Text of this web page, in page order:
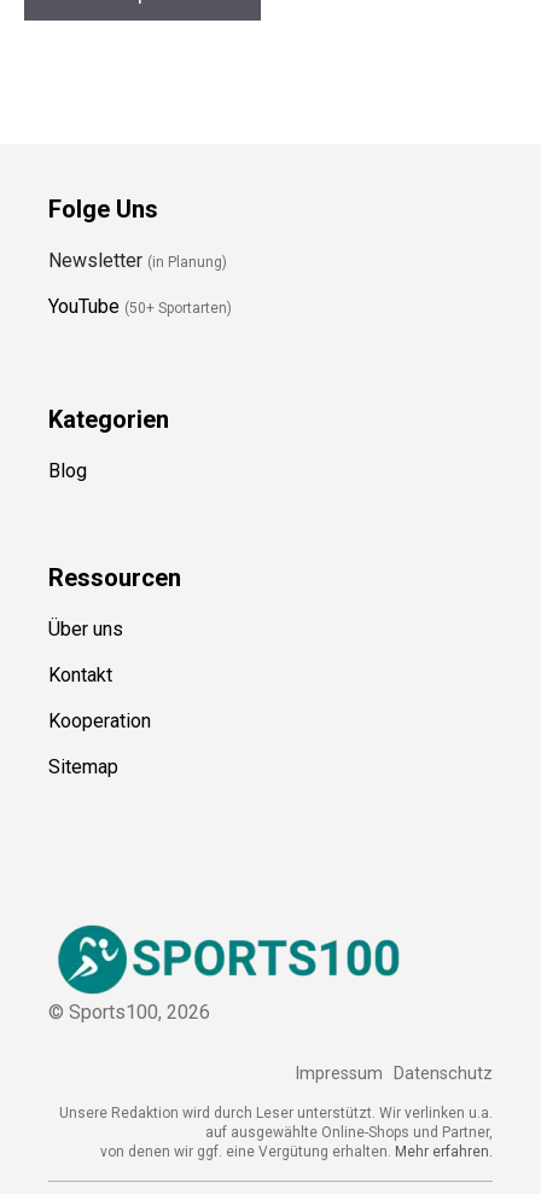
Folge Uns
Newsletter (in Planung)
YouTube (50+ Sportarten)
Kategorien
Blog
Ressourcen
Über uns
Kontakt
Kooperation
Sitemap
© Sports100, 2026
Impressum Datenschutz
Unsere Redaktion wird durch Leser unterstützt. Wir verlinken u.a.
auf ausgewählte Online-Shops und Partner,
von denen wir ggf. eine Vergütung erhalten. Mehr erfahren.